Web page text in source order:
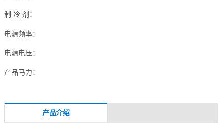
制 冷 剂：
电源频率：
电源电压：
产品马力：
产品介绍